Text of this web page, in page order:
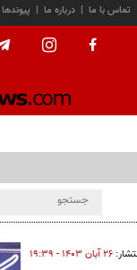
پیوندها | درباره ما | تماس با ما
۲۶ آبان ۱۴۰۳ - ۱۹:۳۹